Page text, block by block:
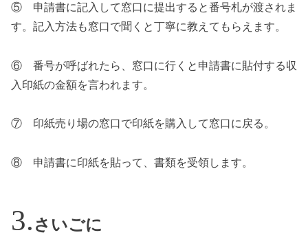
⑤ 申請書に記入して窓口に提出すると番号札が渡されま
す。記入方法も窓口で聞くと丁寧に教えてもらえます。
⑥ 番号が呼ばれたら、窓口に行くと申請書に貼付する収
入印紙の金額を言われます。
⑦ 印紙売り場の窓口で印紙を購入して窓口に戻る。
⑧ 申請書に印紙を貼って、書類を受領します。
さいごに